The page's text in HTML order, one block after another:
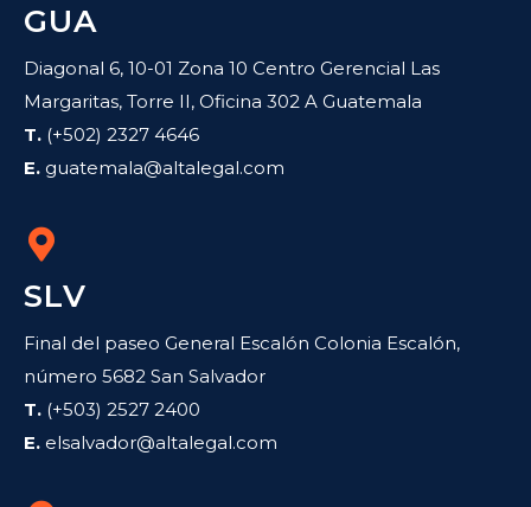
GUA
Diagonal 6, 10-01 Zona 10 Centro Gerencial Las
Margaritas, Torre II, Oficina 302 A Guatemala
T. (+502) 2327 4646
E. guatemala@altalegal.com
SLV
Final del paseo General Escalón Colonia Escalón,
número 5682 San Salvador
T. (+503) 2527 2400
E. elsalvador@altalegal.com